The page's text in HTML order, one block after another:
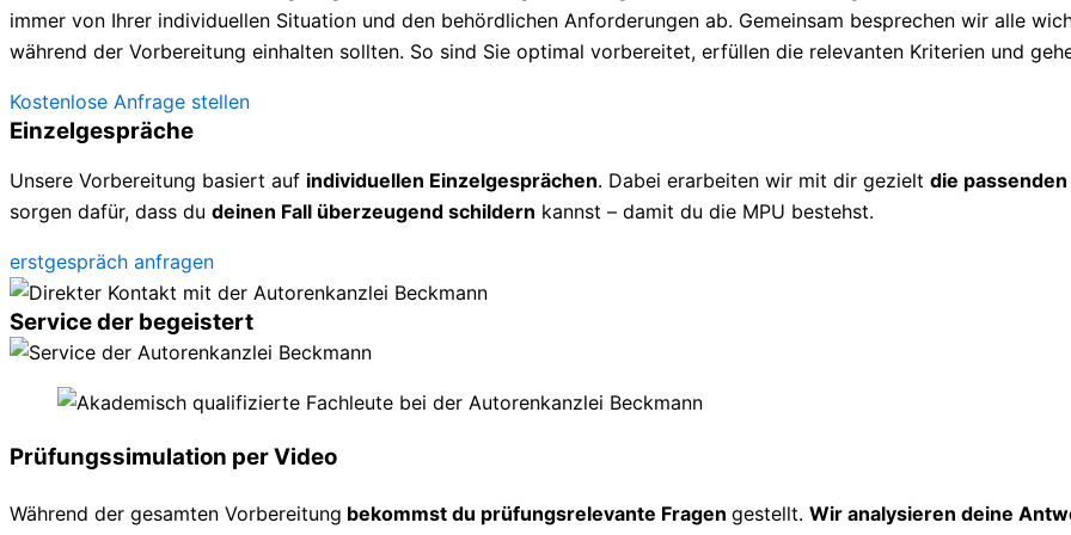
immer von Ihrer individuellen Situation und den behördlichen Anforderungen ab. Gemeinsam besprechen wir alle
während der Vorbereitung einhalten sollten. So sind Sie optimal vorbereitet, erfüllen die relevanten Kriterien und
Kostenlose Anfrage stellen
Einzelgespräche
Unsere Vorbereitung basiert auf individuellen Einzelgesprächen. Dabei erarbeiten wir mit dir gezielt die
sorgen dafür, dass du deinen Fall überzeugend schildern kannst – damit du die MPU bestehst.
erstgespräch anfragen
Service der begeistert
Prüfungssimulation per Video
Während der gesamten Vorbereitung bekommst du prüfungsrelevante Fragen gestellt. Wir analysieren deine